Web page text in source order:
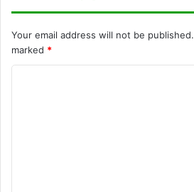
Your email address will not be published.
marked *